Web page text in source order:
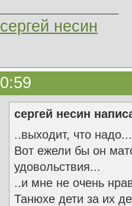
сергей несин
сергей несин
..выходит, что надо...
Вот ежели бы он
удовольствия...
..и мне не очень
Танюхе дети за их